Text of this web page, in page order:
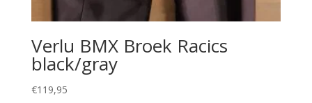
Verlu BMX Broek Racics
black/gray
€119,95